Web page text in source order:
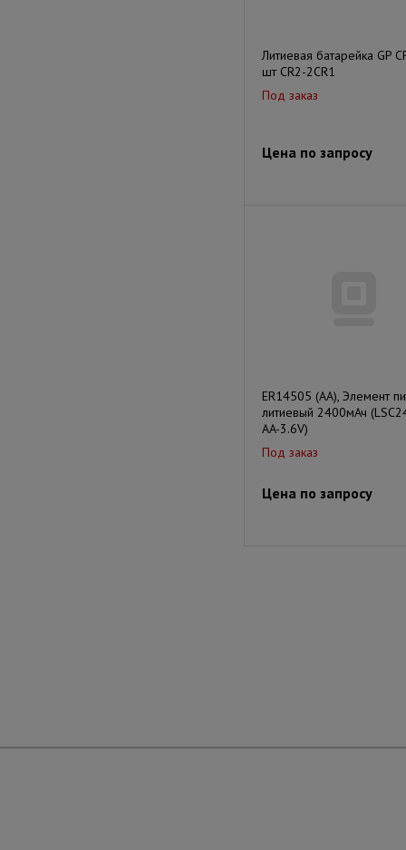
Литиевая батарейка GP
шт CR2-2CR1
Под заказ
Цена по запросу
ER14505 (AA), Элемент
литиевый 2400мАч
AA-3.6V)
Под заказ
Цена по запросу